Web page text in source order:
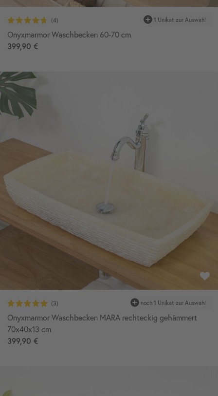
1 Unikat zur Auswahl
Onyxmarmor Waschbecken 60-70 cm
399,90 €
Onyxmarmor Waschbecken MARA rechteckig gehämmert
70x40x13 cm
399,90 €